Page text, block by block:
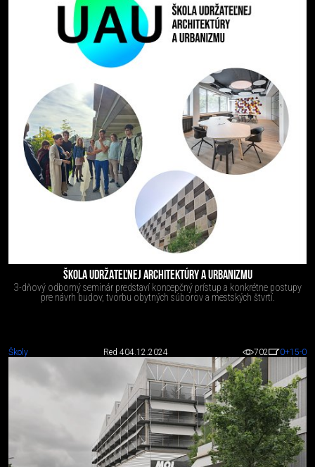
ŠKOLA UDRŽATEĽNEJ ARCHITEKTÚRY A URBANIZMU
3-dňový odborný seminár predstaví koncepčný prístup a konkrétne postupy
pre návrh budov, tvorbu obytných súborov a mestských štvrtí.
Školy Red 404.12.2024 702 0+15-0